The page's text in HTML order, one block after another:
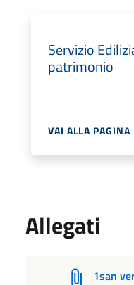
Servizio
patrimonio
VAI ALLA PAGINA
Allegati
1san